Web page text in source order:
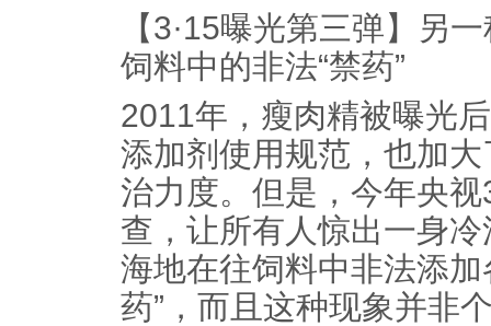
【3·15曝光第三弹】另
饲料中的非法“禁药”
2011年，瘦肉精被曝光
添加剂使用规范，也加
治力度。但是，今年央
查，让所有人惊出一身
海地在往饲料中非法添加
药”，而且这种现象并非